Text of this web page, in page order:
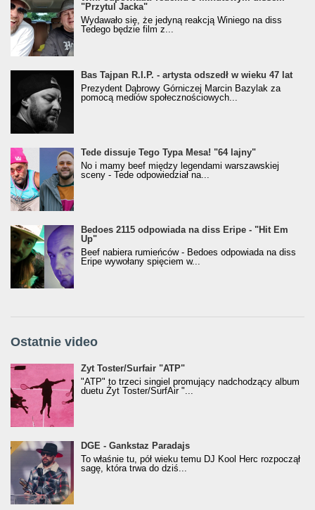
"Przytul Jacka"
Wydawało się, że jedyną reakcją Winiego na diss
Tedego będzie film z...
Bas Tajpan R.I.P. - artysta odszedł w wieku 47 lat
Prezydent Dąbrowy Górniczej Marcin Bazylak za
pomocą mediów społecznościowych...
Tede dissuje Tego Typa Mesa! "64 lajny"
No i mamy beef między legendami warszawskiej
sceny - Tede odpowiedział na...
Bedoes 2115 odpowiada na diss Eripe - "Hit Em
Up"
Beef nabiera rumieńców - Bedoes odpowiada na diss
Eripe wywołany spięciem w...
Ostatnie video
Żyt Toster/SurfAir - ATP VIDEO
Żyt Toster/Surfair "ATP"
"ATP" to trzeci singiel promujący nadchodzący album
duetu Żyt Toster/SurfAir "...
donGURALesko z nagrodą za
Klasyczny/Trueschoolowy Album Roku
(Popkillery 2023)
DGE - Gankstaz Paradajs
To właśnie tu, pół wieku temu DJ Kool Herc rozpoczął
sagę, która trwa do dziś...